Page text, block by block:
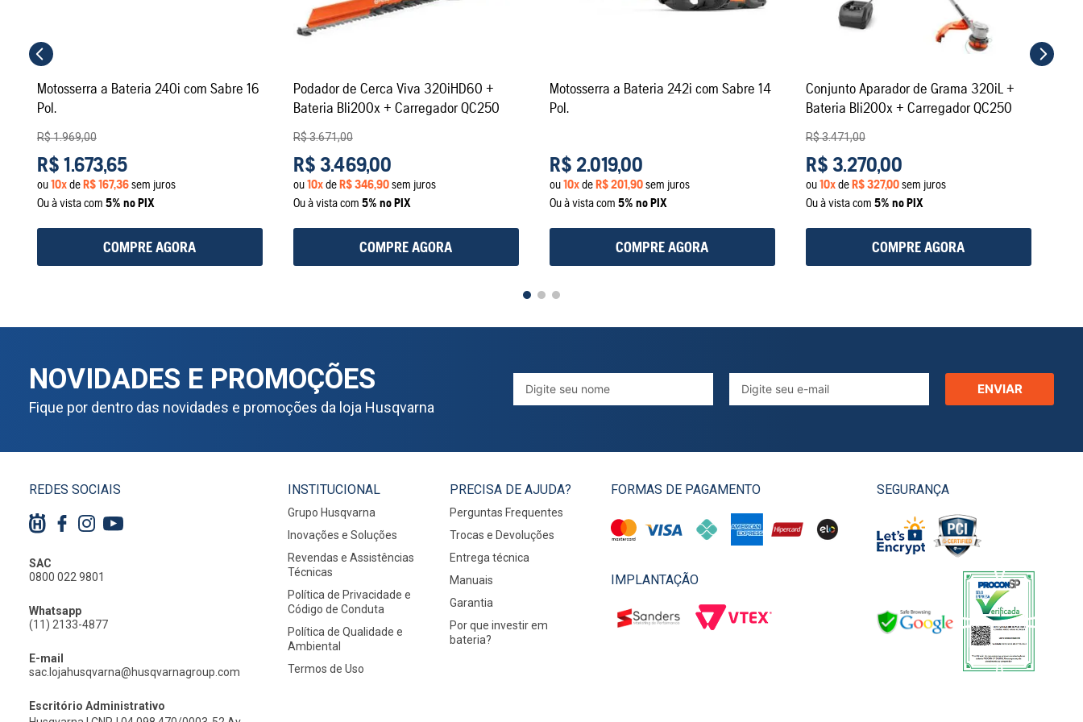
Motosserra a Bateria 240i com Sabre 16
Pol.
R$1.969,00
R$ 1.673,65
ou10xdeR$167,36sem juros
Ou à vista com 5% no PIX
COMPRE AGORA
Podador de Cerca Viva 320iHD60 +
Bateria Bli200x + Carregador QC250
R$3.671,00
R$ 3.469,00
ou10xdeR$346,90sem juros
Ou à vista com 5% no PIX
COMPRE AGORA
Motosserra a Bateria 242i com Sabre 14
Pol.
R$ 2.019,00
ou10xdeR$201,90sem juros
Ou à vista com 5% no PIX
COMPRE AGORA
Conjunto Aparador de Grama 320iL +
Bateria Bli200x + Carregador QC250
R$3.471,00
R$ 3.270,00
ou10xdeR$327,00sem juros
Ou à vista com 5% no PIX
COMPRE AGORA
NOVIDADES E PROMOÇÕES
Fique por dentro das novidades e promoções da loja Husqvarna
ENVIAR
REDES SOCIAIS
SAC
0800 022 9801
Whatsapp
(11) 2133-4877
E-mail
sac.lojahusqvarna@husqvarnagroup.com
Escritório Administrativo
INSTITUCIONAL
Grupo Husqvarna
Inovações e Soluções
Revendas e Assistências
Técnicas
Política de Privacidade e
Código de Conduta
Política de Qualidade e
Ambiental
Termos de Uso
PRECISA DE AJUDA?
Perguntas Frequentes
Trocas e Devoluções
Entrega técnica
Manuais
Garantia
Por que investir em
bateria?
FORMAS DE PAGAMENTO
IMPLANTAÇÃO
SEGURANÇA